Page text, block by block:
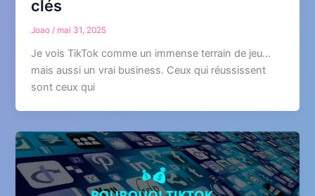
clés
Joao/ mai 31, 2025
Je vois TikTok comme un immense terrain de jeu…
mais aussi un vrai business. Ceux qui réussissent
sont ceux qui